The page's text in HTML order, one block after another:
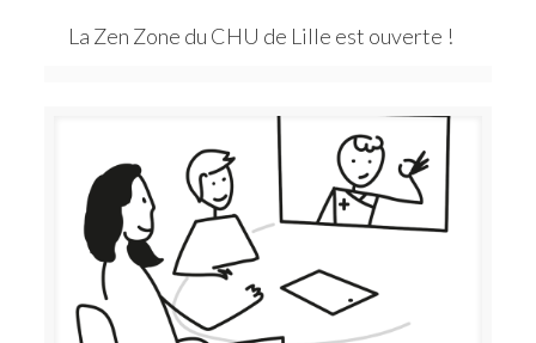
La Zen Zone du CHU de Lille est ouverte !